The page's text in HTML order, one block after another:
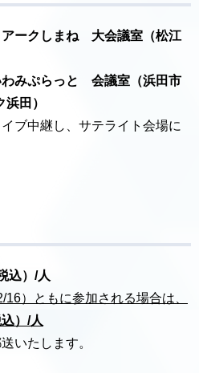
アークしまね 大会議室（松江
わみぷらっと 会議室（浜田市
田）
ブ中継し、サテライト会場に
込）/人
）ともに参加される場合は、
）/人
いたします。